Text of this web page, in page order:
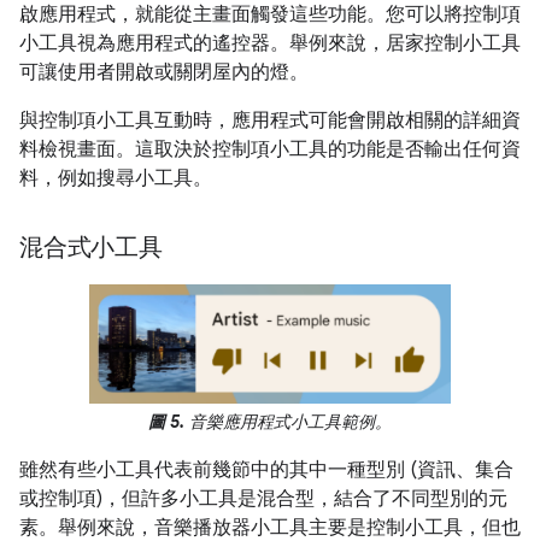
啟應用程式，就能從主畫面觸發這些功能。您可以將控制項
小工具視為應用程式的遙控器。舉例來說，居家控制小工具
可讓使用者開啟或關閉屋內的燈。
與控制項小工具互動時，應用程式可能會開啟相關的詳細資
料檢視畫面。這取決於控制項小工具的功能是否輸出任何資
料，例如搜尋小工具。
混合式小工具
圖 5. 音樂應用程式小工具範例。
雖然有些小工具代表前幾節中的其中一種型別 (資訊、集合
或控制項)，但許多小工具是混合型，結合了不同型別的元
素。舉例來說，音樂播放器小工具主要是控制小工具，但也